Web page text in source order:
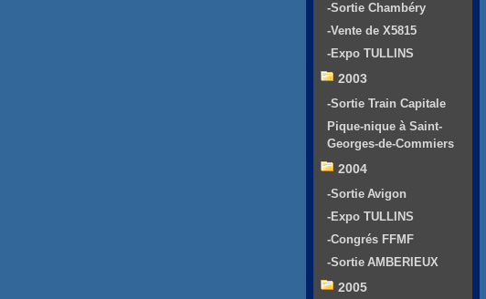
-Sortie Chambéry
-Vente de X5815
-Expo TULLINS
2003
-Sortie Train Capitale
Pique-nique à Saint-
Georges-de-Commiers
2004
-Sortie Avigon
-Expo TULLINS
-Congrés FFMF
-Sortie AMBERIEUX
2005